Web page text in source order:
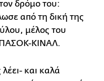
δρόμο του:
από τη δική της
μέλος του
ΠΑΣΟΚ-ΚΙΝΑΛ.
και καλά